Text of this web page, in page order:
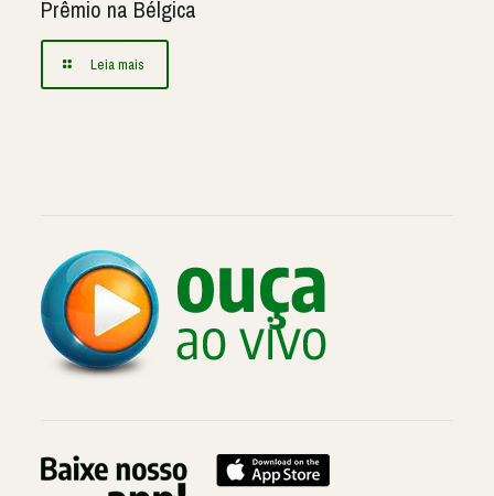
Prêmio na Bélgica
Leia mais